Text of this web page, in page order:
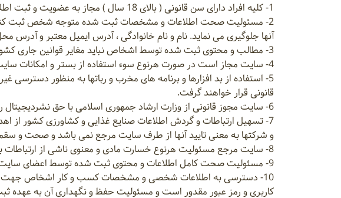
1- کلیه افراد دارای سن قانونی ( بالای 18 سال ) مجاز به عضویت و ثبت اطلاعات در سایت میباشند.
2- مسئولیت صحت اطلاعات و مشخصات ثبت شده متوجه شخص ثبت
آنها جلوگیری می نماید. نام و نام خانوادگی ، آدرس ایمیل معتبر و
3- مطالب و محتوی ثبت شده توسط اشخاص نباید مغایر قوانین جاری کشور باشد.
4- سایت مجاز است در صورت هرنوع سوء استفاده از بستر و امکانات سایت ، عضویت شخص را موقت یا دائم تعلیق نماید.
5- استفاده از بد افزارها و برنامه های مخرب و رباتها به منظور
قانونی قرار خواهند گرفت.
6- سایت مجوز قانونی از وزارت ارشاد جمهوری اسلامی با حق نشردیجیتال را دارد و فعالیتهای آن در چهارچوب قوانین جاری کشور می باشد.
7- تسهیل ارتباطات و گردش اطلاعات صنایع غذایی و کشاورزی کشور
و شرکتها به معنی تایید آنها از طرف سایت مرجع نمی باشد و صحت و
8- سایت مرجع مسئولیت هرنوع خسارت مادی و معنوی ناشی از ارتباطات بین اعضاء و بازدیدکنندگان را عهده دار نمی باشد.
9- مسئولیت صحت کامل اطلاعات و محتوی ثبت شده توسط اعضای سایت به عهده خود اشخاص و صاحبان اطلاعات می باشد.
10- دسترسی به اطلاعات شخصی و مشخصات کسب و کار اشخاص جهت
کاربری و رمز عبور مقدور است و مسئولیت حفظ و نگهداری آن به عهده